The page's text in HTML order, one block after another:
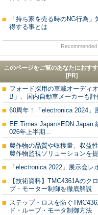
「持ち家を売る時のNG行為
得する事とは
このページをご覧のあなたにおす
[PR]
フォード採用の車載オーディ
B」、国内自動車メーカーも評
60周年！「electronica 2024」
EE Times Japan×EDN Japan
026年上半期...
農作物の品質や収穫量、収益
農作物監視ソリューションを
「electronica 2022」展示会レ
【技術資料】TMC4361Aのク
プ・モーター制御を徹底解説
ステップ・ロスを防ぐ
ド・ループ・モータ制御方法